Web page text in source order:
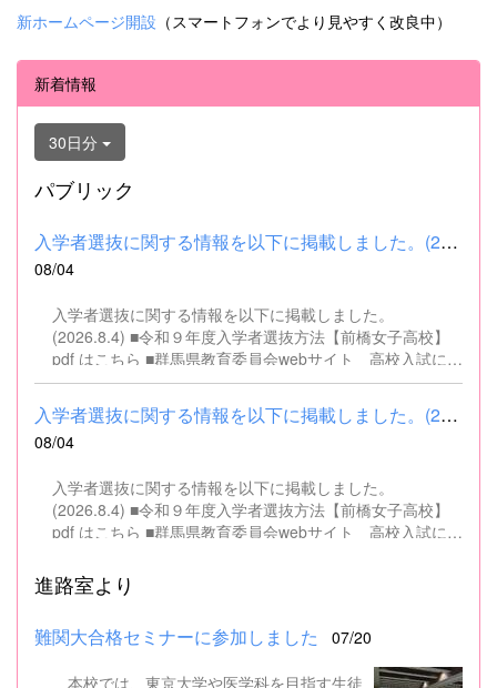
新ホームページ開設 （スマートフォンでより見やすく改良中）
新着情報
30日分
パブリック
入学者選抜に関する情報を以下に掲載しました。(2026.8.4) ■令和...
08/04
入学者選抜に関する情報を以下に掲載しました。
(2026.8.4) ■令和９年度入学者選抜方法【前橋女子高校】
pdf はこちら ■群馬県教育委員会webサイト 高校入試に関
するページはこちら
入学者選抜に関する情報を以下に掲載しました。(2026.8.4) ■令和...
08/04
入学者選抜に関する情報を以下に掲載しました。
(2026.8.4) ■令和９年度入学者選抜方法【前橋女子高校】
pdf はこちら ■群馬県教育委員会webサイト 高校入試に関
進路室より
難関大合格セミナーに参加しました 07/20
本校では、東京大学や医学科を目指す生徒